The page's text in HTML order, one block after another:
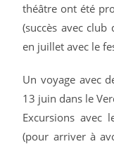
théâtre ont été
(succès avec
en juillet avec le
Un voyage avec
13 juin dans le
Excursions avec
(pour arriver à